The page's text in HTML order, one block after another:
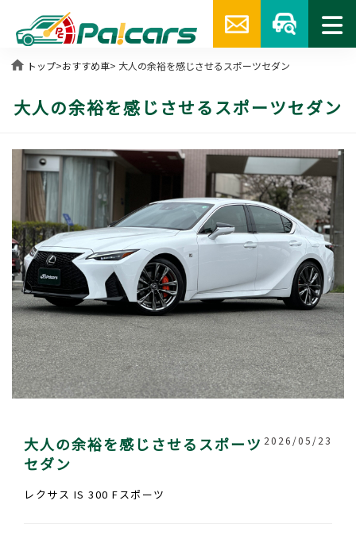
home トップ>おすすめ車> 大人の余裕を感じさせるスポーツセダン
大人の余裕を感じさせるスポーツセダン
大人の余裕を感じさせるスポーツ
セダン
2026/05/23
レクサス IS 300 Fスポーツ